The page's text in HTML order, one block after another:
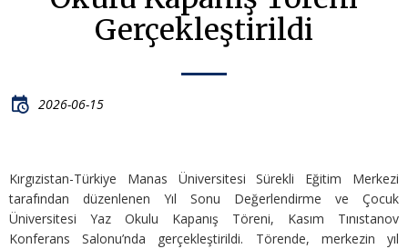
Gerçekleştirildi
2026-06-15
Kırgızistan-Türkiye Manas Üniversitesi Sürekli Eğitim Merkezi
tarafından düzenlenen Yıl Sonu Değerlendirme ve Çocuk
Üniversitesi Yaz Okulu Kapanış Töreni, Kasım Tınıstanov
Konferans Salonu’nda gerçekleştirildi. Törende, merkezin yıl